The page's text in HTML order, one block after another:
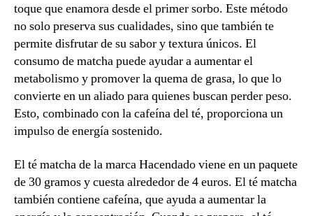
toque que enamora desde el primer sorbo. Este método
no solo preserva sus cualidades, sino que también te
permite disfrutar de su sabor y textura únicos. El
consumo de matcha puede ayudar a aumentar el
metabolismo y promover la quema de grasa, lo que lo
convierte en un aliado para quienes buscan perder peso.
Esto, combinado con la cafeína del té, proporciona un
impulso de energía sostenido.
El té matcha de la marca Hacendado viene en un paquete
de 30 gramos y cuesta alrededor de 4 euros. El té matcha
también contiene cafeína, que ayuda a aumentar la